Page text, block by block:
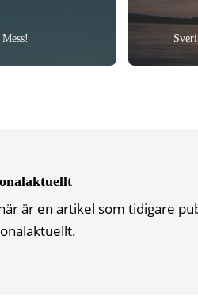
är en artikel som tidigare